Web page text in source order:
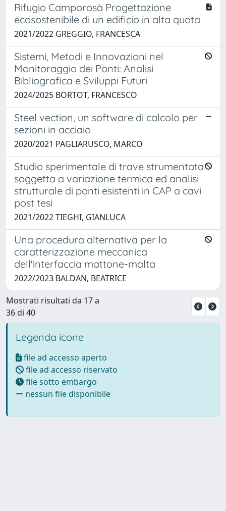
Rifugio Camporosà Progettazione
ecosostenibile di un edificio in alta quota
2021/2022 GREGGIO, FRANCESCA
Sistemi, Metodi e Innovazioni nel
Monitoraggio dei Ponti: Analisi
Bibliografica e Sviluppi Futuri
2024/2025 BORTOT, FRANCESCO
Steel vection, un software di calcolo per
sezioni in acciaio
2020/2021 PAGLIARUSCO, MARCO
Studio sperimentale di trave strumentata
soggetta a variazione termica ed analisi
strutturale di ponti esistenti in CAP a cavi
post tesi
2021/2022 TIEGHI, GIANLUCA
Una procedura alternativa per la
caratterizzazione meccanica
dell'interfaccia mattone-malta
2022/2023 BALDAN, BEATRICE
Mostrati risultati da 17 a
36 di 40
Legenda icone
file ad accesso aperto
file ad accesso riservato
file sotto embargo
nessun file disponibile